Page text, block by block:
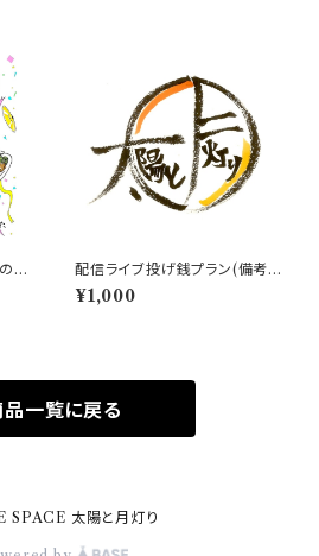
う
配信ライブ投げ銭プラン(備考欄
に出演者名必須⚠️)
¥1,000
品一覧に戻る
太陽と月灯り